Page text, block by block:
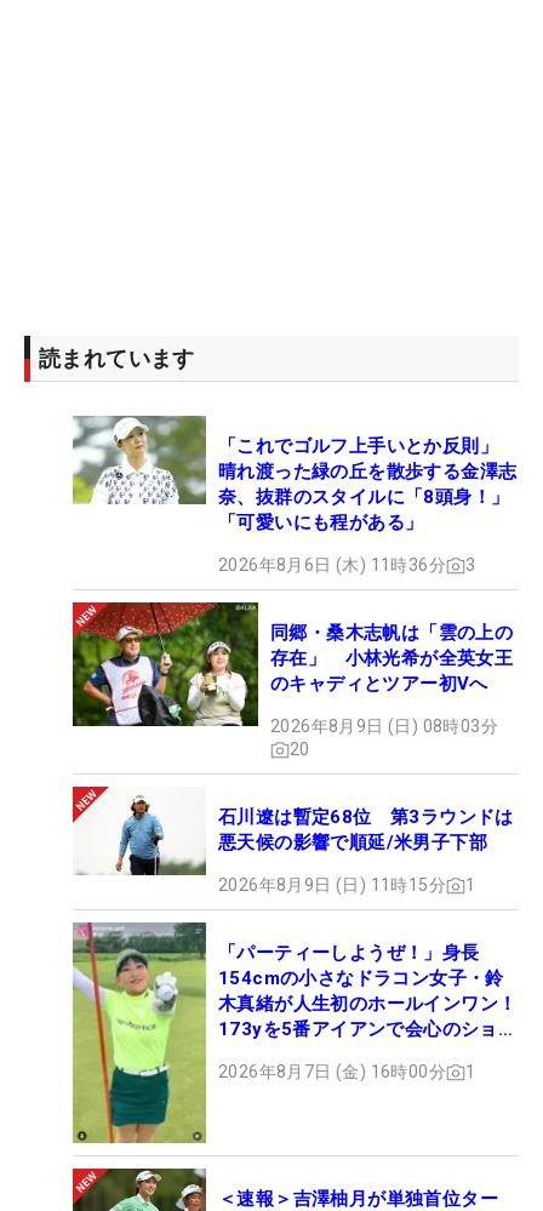
読まれています
「これでゴルフ上手いとか反則」
晴れ渡った緑の丘を散歩する金澤志
奈、抜群のスタイルに「8頭身！」
「可愛いにも程がある」
2026年8月6日 (木) 11時36分 3
同郷・桑木志帆は「雲の上の
存在」 小林光希が全英女王
のキャディとツアー初Vへ
2026年8月9日 (日) 08時03分
20
石川遼は暫定68位 第3ラウンドは
悪天候の影響で順延/米男子下部
2026年8月9日 (日) 11時15分 1
「パーティーしようぜ！」身長
154cmの小さなドラコン女子・鈴
木真緒が人生初のホールインワン！
173yを5番アイアンで会心のショッ
2026年8月7日 (金) 16時00分 1
＜速報＞吉澤柚月が単独首位ター